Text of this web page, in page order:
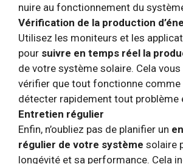
nuire au fonctionnement du
Vérification de la production
Utilisez les moniteurs et les
pour suivre en temps réel la
de votre système solaire. Cela
vérifier que tout fonctionne comme
détecter rapidement tout problème
Entretien régulier
Enfin, n’oubliez pas de planifier un
régulier de votre système solaire
longévité et sa performance. Cela